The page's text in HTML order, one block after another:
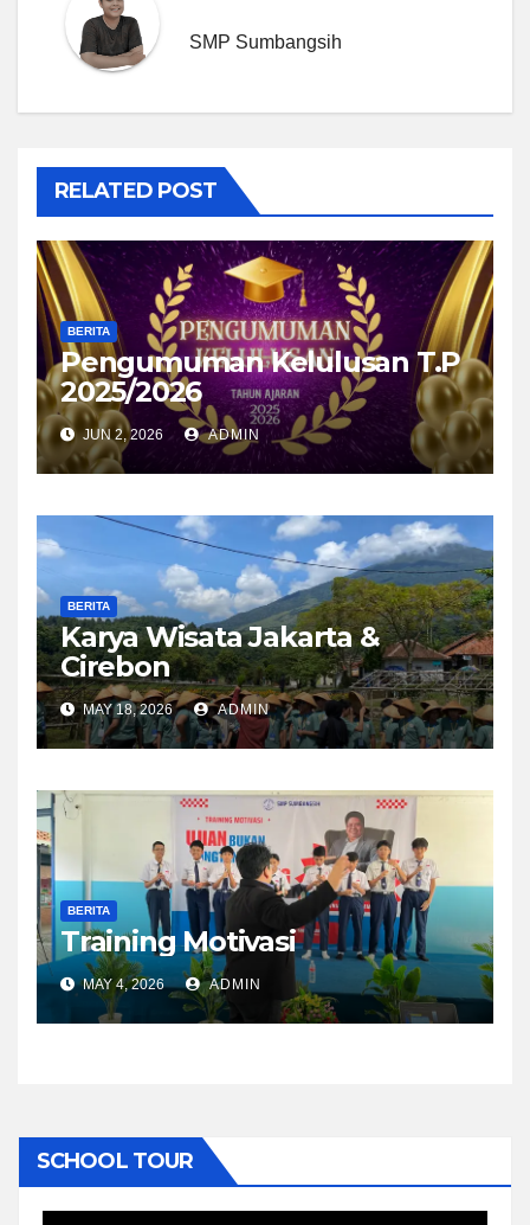
SMP Sumbangsih
RELATED POST
BERITA
Pengumuman Kelulusan T.P
2025/2026
JUN 2, 2026 ADMIN
BERITA
Karya Wisata Jakarta &
Cirebon
MAY 18, 2026 ADMIN
BERITA
Training Motivasi
MAY 4, 2026 ADMIN
SCHOOL TOUR